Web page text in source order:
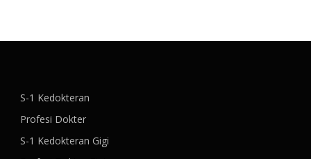
S-1 Kedokteran
Profesi Dokter
S-1 Kedokteran Gigi